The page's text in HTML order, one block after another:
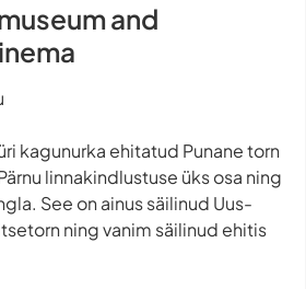
and
kagunurka ehitatud Punane torn
linnakindlustuse üks osa ning
See on ainus säilinud Uus-
ning vanim säilinud ehitis